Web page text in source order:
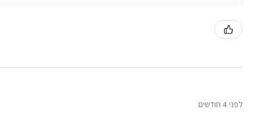
לפני 4 חודשים